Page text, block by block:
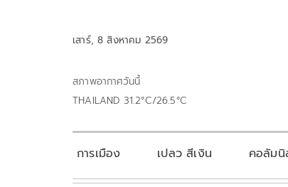
เสาร์, 8 สิงหาคม 2569
สภาพอากาศวันนี้
THAILAND 31.2°C/26.5°C
การเมือง เปลว สีเงิน คอลัม